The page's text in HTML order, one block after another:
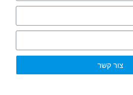
צור קשר